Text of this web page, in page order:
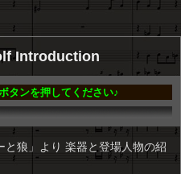
Introduction
タンを押してください♪
と狼」より 楽器と登場人物の紹